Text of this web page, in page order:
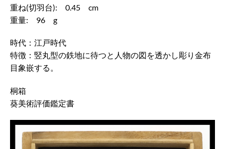
重ね(切羽台): 0.45 cm
重量: 96 g
時代：江戸時代
特徴：竪丸型の鉄地に待つと人物の図を透かし彫り金布
目象嵌する。
桐箱
葵美術評価鑑定書